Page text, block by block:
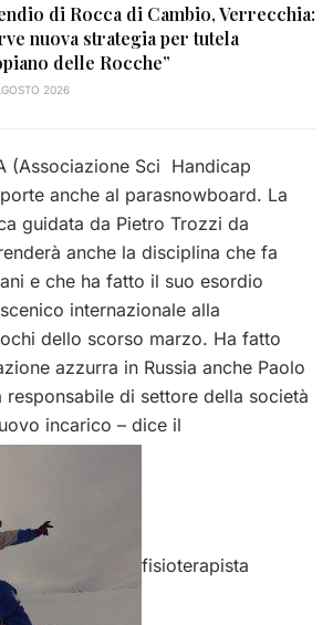
di Rocca di Cambio, Verrecchia:
nuova strategia per tutela
delle Rocche”
2026
(Associazione Sci Handicap
anche al parasnowboard. La
guidata da Pietro Trozzi da
anche la disciplina che fa
e che ha fatto il suo esordio
internazionale alla
dello scorso marzo. Ha fatto
azzurra in Russia anche Paolo
responsabile di settore della società
incarico – dice il
fisioterapista